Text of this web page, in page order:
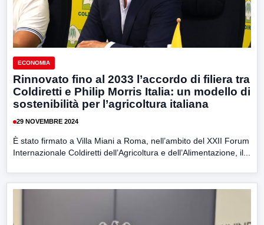
ECONOMIA
Rinnovato fino al 2033 l’accordo di filiera tra
Coldiretti e Philip Morris Italia: un modello di
sostenibilità per l’agricoltura italiana
29 NOVEMBRE 2024
È stato firmato a Villa Miani a Roma, nell’ambito del XXII Forum
Internazionale Coldiretti dell’Agricoltura e dell’Alimentazione, il...